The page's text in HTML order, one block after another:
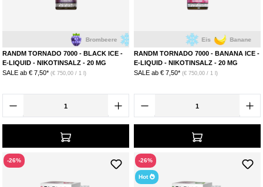
Brombeere Eis
RANDM TORNADO 7000 - BLACK ICE -
E-LIQUID - NIKOTINSALZ - 20 MG
SALE ab € 7,50* (€ 750,00 / 1 l)
Banane
RANDM TORNADO 7000 - BANANA ICE -
E-LIQUID - NIKOTINSALZ - 20 MG
SALE ab € 7,50* (€ 750,00 / 1 l)
-26% -26%
Hot